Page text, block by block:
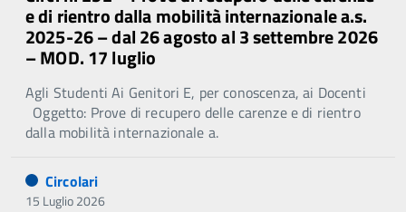
e di rientro dalla mobilità internazionale a.s.
2025-26 – dal 26 agosto al 3 settembre 2026
– MOD. 17 luglio
Agli Studenti Ai Genitori E, per conoscenza, ai Docenti
Oggetto: Prove di recupero delle carenze e di rientro
dalla mobilità internazionale a.
Circolari
15 Luglio 2026